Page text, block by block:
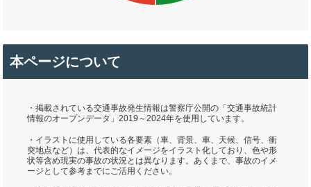
本ページについて
・掲載されている交通事故発生情報は警察庁公開の「交通事故統計
情報のオープンデータ」2019～2024年を使用しています。
・イラストに使用している各要素（車、背景、車、天候、信号、衝
突地点など）は、代表的なイメージをイラスト化しており、色や形
状等含め現実の事故の状況とは異なります。あくまで、事故のイメ
ージとして参考までにご活用ください。